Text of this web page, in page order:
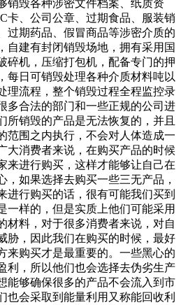
销毁各种涉密文件档案、纸质资
卡、公司公章、过期食品、服装销
过期药品、假冒商品等涉密介质的
自建有封闭销毁场地，拥有采用国
碎机，压缩打包机，配备专门的押
每日可销毁处理各种介质材料吨以
理流程，整个销毁过程全程监控录
多合法的部门和一些正规的公司进
所销毁的产品是无法恢复的，并且
范围之内执行，不会对人体造成一
大消费者来说，在购买产品的时候
来进行购买，这样才能够让自己在
，如果选择去购买一些三无产品，
进行购买的话，很有可能我们买到
一样的，但是实质上他们可能采用
材料，对于很多消费者来说，对自
胁，因此我们在购买的时候，最好
来购买才是最重要的。一些黑心的
利，所以他们也会选择去伪劣生产
能够确保很多的产品不会流入到市
也会采取到能量利用又称能回收利